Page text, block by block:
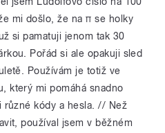
mi došlo, že na π se holky
si pamatuji jenom tak 30
Pořád si ale opakuji sled
Používám je totiž ve
který mi pomáhá snadno
různé kódy a hesla. // Než
používal jsem v běžném